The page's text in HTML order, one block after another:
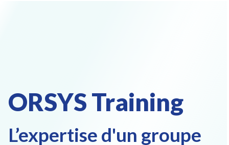
ORSYS Training
L’expertise d'un groupe